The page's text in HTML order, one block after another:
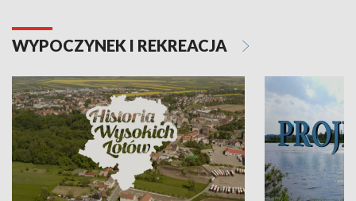
WYPOCZYNEK I REKREACJA